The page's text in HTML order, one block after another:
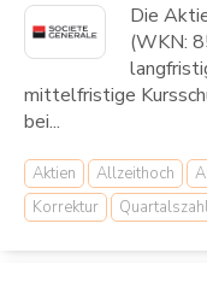
Die
(WKN:
mittelfristige
bei...
Aktien Allzeithoch
Korrektur